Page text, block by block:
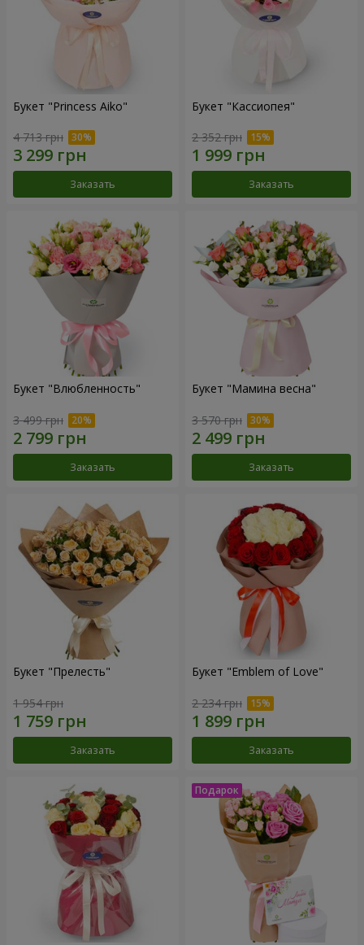
Букет "Princess Aiko"
4 713 грн
Заказать
Букет "Кассиопея"
2 352 грн
Заказать
Букет "Влюбленность"
3 499 грн
Заказать
Букет "Мамина весна"
3 570 грн
Заказать
Букет "Прелесть"
1 954 грн
Заказать
Букет "Emblem of Love"
2 234 грн
Заказать